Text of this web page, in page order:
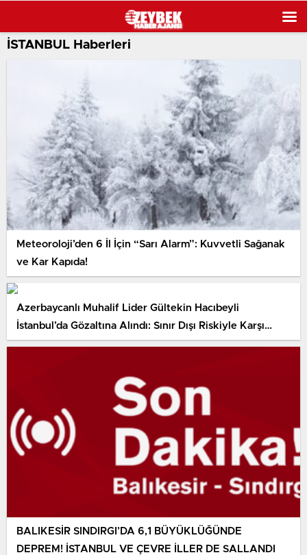
İSTANBUL Haberleri
Meteoroloji’den 6 İl İçin “Sarı Alarm”: Kuvvetli Sağanak
ve Kar Kapıda!
Azerbaycanlı Muhalif Lider Gültekin Hacıbeyli
İstanbul’da Gözaltına Alındı: Sınır Dışı Riskiyle Karşı
Karşıya
BALIKESİR SINDIRGI’DA 6,1 BÜYÜKLÜĞÜNDE
DEPREM! İSTANBUL VE ÇEVRE İLLER DE SALLANDI